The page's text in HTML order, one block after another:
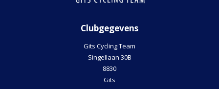
Clubgegevens
Gits Cycling Team
Singellaan 30B
8830
Gits